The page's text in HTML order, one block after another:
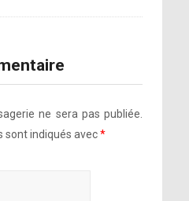
ne sera pas publiée.
sont indiqués avec*